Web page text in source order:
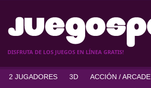
DISFRUTA DE LOS JUEGOS EN LÍNEA GRATIS!
2 JUGADORES 3D ACCIÓN / ARCADE